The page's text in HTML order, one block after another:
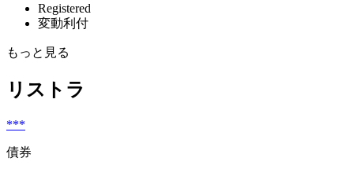
Registered
変動利付
もっと見る
リストラ
***
債券